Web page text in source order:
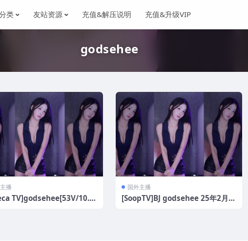
类 友站资源 充值&解压说明 充值&升级VIP
godsehee
播
TV]godsehee[53V/10.9
国外主播
[SoopTV]BJ godsehee 25年2月精